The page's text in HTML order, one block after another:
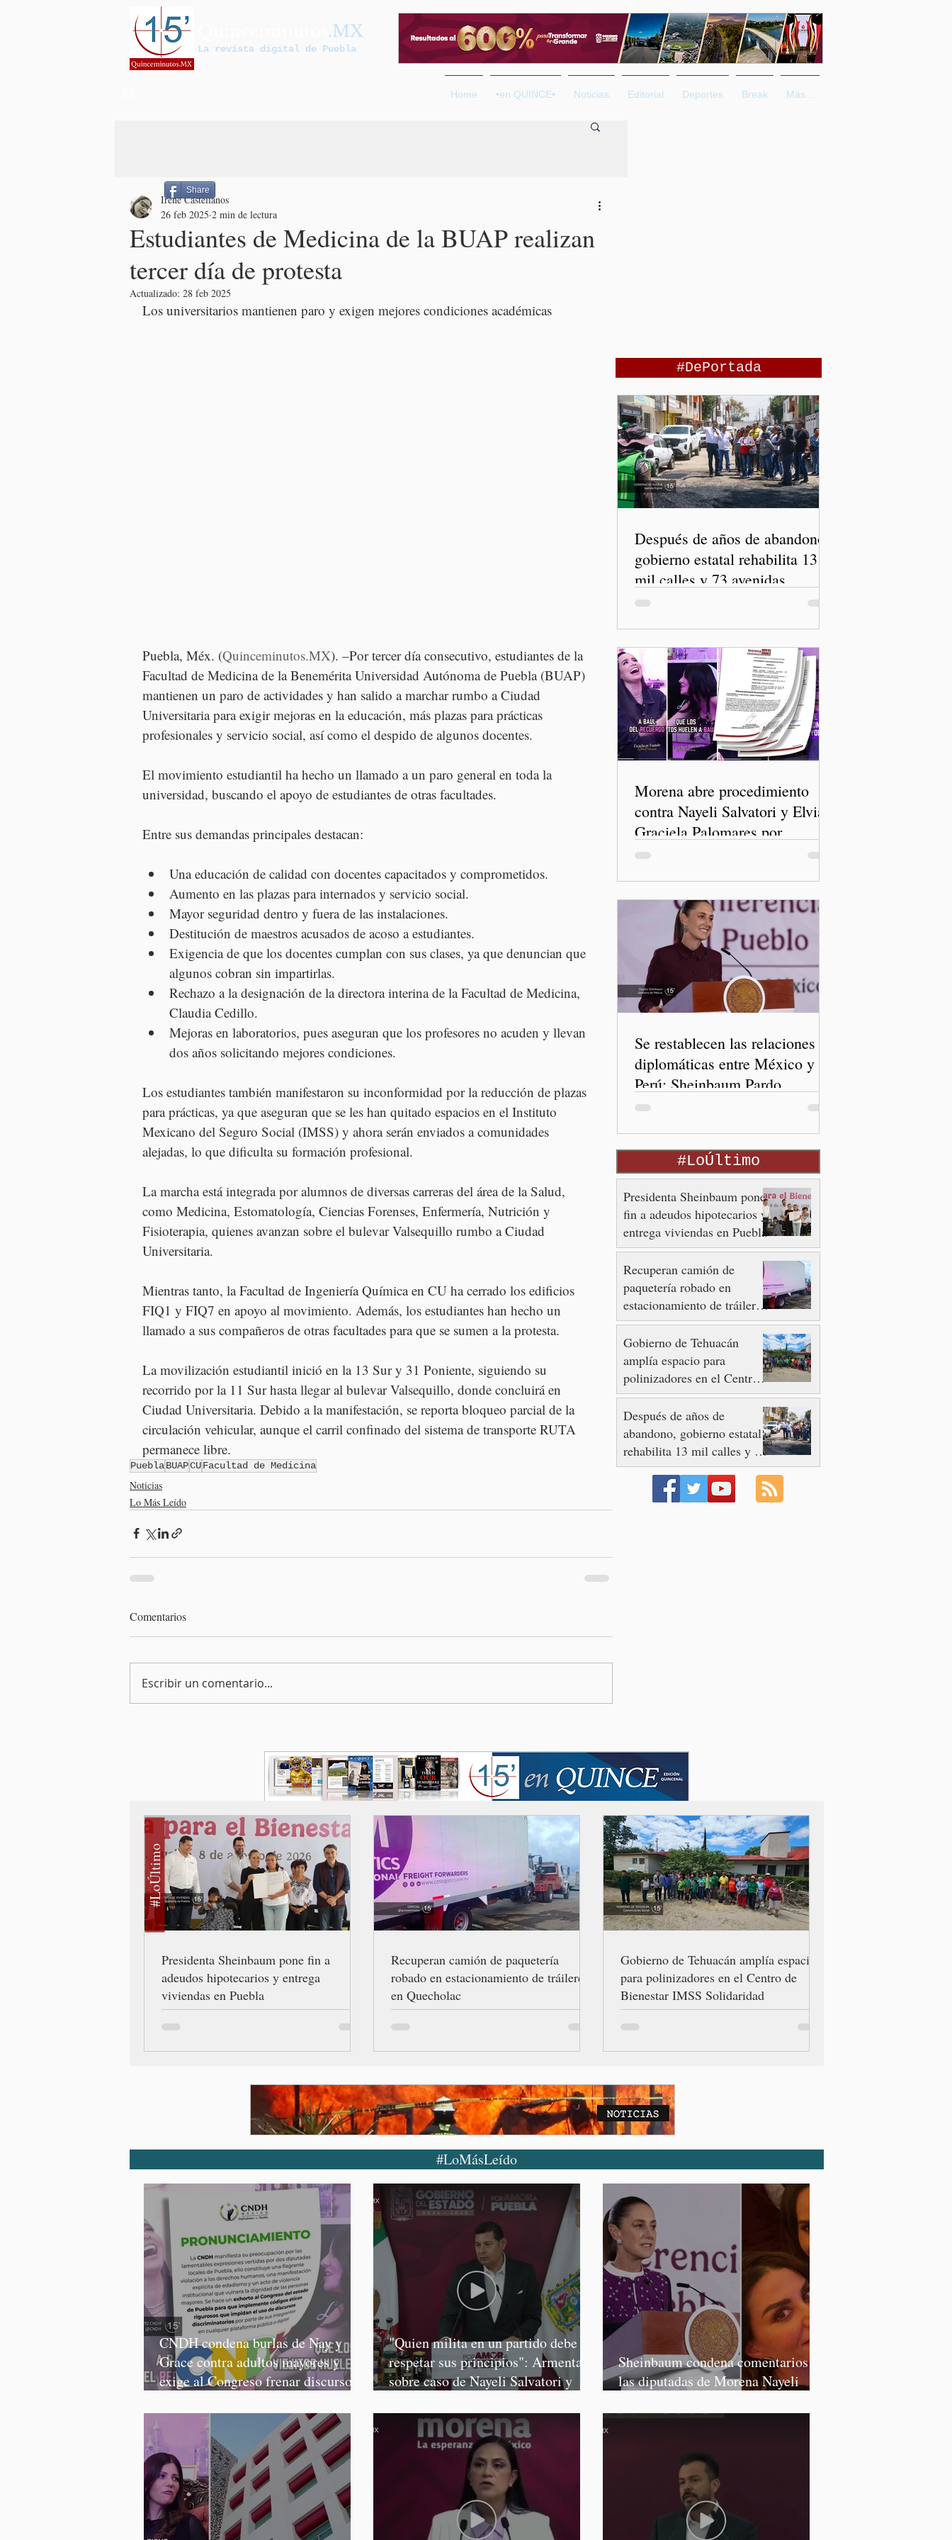
.MX
La revista digital de Puebla
Home •en QUINCE• Noticias Editorial Deportes Break Más...
Estudiantes de Medicina de la BUAP realizan
tercer día de protesta
Irene Castellanos
26 feb 2025 2 min de lectura
Actualizado: 28 feb 2025
Los universitarios mantienen paro y exigen mejores condiciones académicas
Puebla, Méx. (Quinceminutos.MX). –Por tercer día consecutivo, estudiantes de la
Facultad de Medicina de la Benemérita Universidad Autónoma de Puebla (BUAP)
mantienen un paro de actividades y han salido a marchar rumbo a Ciudad
Universitaria para exigir mejoras en la educación, más plazas para prácticas
profesionales y servicio social, así como el despido de algunos docentes.
El movimiento estudiantil ha hecho un llamado a un paro general en toda la
universidad, buscando el apoyo de estudiantes de otras facultades.
Entre sus demandas principales destacan:
Una educación de calidad con docentes capacitados y comprometidos.
Aumento en las plazas para internados y servicio social.
Mayor seguridad dentro y fuera de las instalaciones.
Destitución de maestros acusados de acoso a estudiantes.
Exigencia de que los docentes cumplan con sus clases, ya que denuncian que
algunos cobran sin impartirlas.
Rechazo a la designación de la directora interina de la Facultad de Medicina,
Claudia Cedillo.
Mejoras en laboratorios, pues aseguran que los profesores no acuden y llevan
dos años solicitando mejores condiciones.
Los estudiantes también manifestaron su inconformidad por la reducción de plazas
para prácticas, ya que aseguran que se les han quitado espacios en el Instituto
Mexicano del Seguro Social (IMSS) y ahora serán enviados a comunidades
alejadas, lo que dificulta su formación profesional.
La marcha está integrada por alumnos de diversas carreras del área de la Salud,
como Medicina, Estomatología, Ciencias Forenses, Enfermería, Nutrición y
Fisioterapia, quienes avanzan sobre el bulevar Valsequillo rumbo a Ciudad
Universitaria.
Mientras tanto, la Facultad de Ingeniería Química en CU ha cerrado los edificios
FIQ1 y FIQ7 en apoyo al movimiento. Además, los estudiantes han hecho un
llamado a sus compañeros de otras facultades para que se sumen a la protesta.
La movilización estudiantil inició en la 13 Sur y 31 Poniente, siguiendo su
recorrido por la 11 Sur hasta llegar al bulevar Valsequillo, donde concluirá en
Ciudad Universitaria. Debido a la manifestación, se reporta bloqueo parcial de la
circulación vehicular, aunque el carril confinado del sistema de transporte RUTA
permanece libre.
PueblaBUAPCUFacultad de Medicina
Noticias
Lo Más Leído
Comentarios
Escribir un comentario...
Share
#DePortada
Después de años de abandono,
gobierno estatal rehabilita 13
mil calles y 73 avenidas
Morena abre procedimiento
contra Nayeli Salvatori y Elvia
Graciela Palomares por
discriminación y burlas
Se restablecen las relaciones
diplomáticas entre México y
Perú: Sheinbaum Pardo
#LoÚltimo
Presidenta Sheinbaum pone
fin a adeudos hipotecarios y
entrega viviendas en Puebla
Recuperan camión de
paquetería robado en
estacionamiento de tráileres
en Quecholac
Gobierno de Tehuacán
amplía espacio para
polinizadores en el Centro
de Bienestar IMSS
Solidaridad
Después de años de
abandono, gobierno estatal
rehabilita 13 mil calles y 73
avenidas
Presidenta Sheinbaum pone fin a
adeudos hipotecarios y entrega
viviendas en Puebla
Recuperan camión de paquetería
robado en estacionamiento de tráileres
en Quecholac
Gobierno de Tehuacán amplía espacio
para polinizadores en el Centro de
Bienestar IMSS Solidaridad
#LoÚltimo
#LoMásLeído
CNDH condena burlas de Nay y
Grace contra adultos mayores y
exige al Congreso frenar discursos
"Quien milita en un partido debe
respetar sus principios": Armenta,
sobre caso de Nayeli Salvatori y
Sheinbaum condena comentarios de
las diputadas de Morena Nayeli